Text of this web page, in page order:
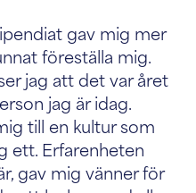
gav mig mer
föreställa mig.
jag att det var året
jag är idag.
till en kultur som
ett. Erfarenheten
gav mig vänner för